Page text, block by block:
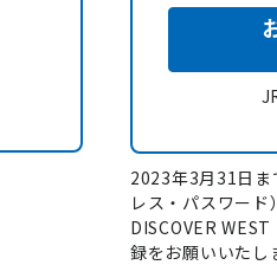
2023年3月31日ま
レス・パスワード
DISCOVER
録をお願いいたし